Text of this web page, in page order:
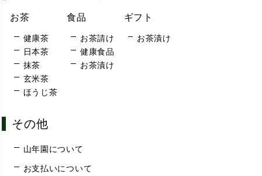
お茶
健康茶
日本茶
抹茶
玄米茶
ほうじ茶
食品
お茶請け
健康食品
お茶漬け
ギフト
お茶漬け
その他
山年園について
お支払いについて